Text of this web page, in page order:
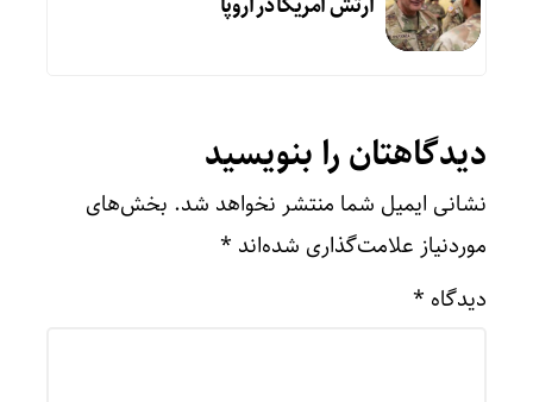
دیدگاهتان را بنویسید
نشانی ایمیل شما منتشر نخواهد شد. بخش‌های
موردنیاز علامت‌گذاری شده‌اند *
دیدگاه *